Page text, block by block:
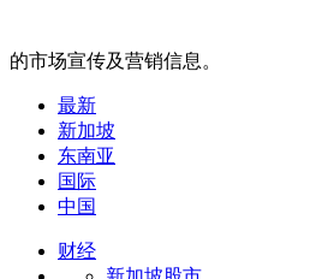
的市场宣传及营销信息。
最新
新加坡
东南亚
国际
中国
财经